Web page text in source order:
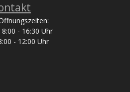
- 16:30 Uhr
- 12:00 Uhr